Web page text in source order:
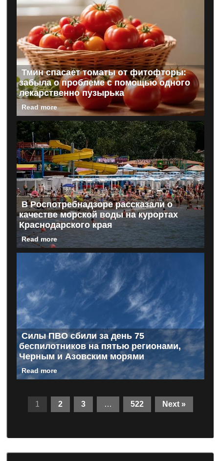
Тмин спасает томаты от фитофторы:
забыла о проблеме с помощью одного
лекарственно пузырька
Read more
В Роспотребнадзоре рассказали о
качестве морской воды на курортах
Краснодарского края
Read more
Силы ПВО сбили за день 75
беспилотников на пятью регионами,
Черным и Азовским морями
Read more
1 2 3 … 522 Next »